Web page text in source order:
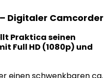
– Digitaler Camcorder
Praktica seinen
Full HD (1080p) und